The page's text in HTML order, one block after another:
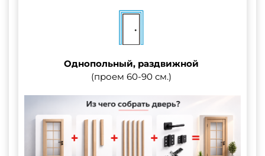
Однопольный, раздвижной
(проем 60-90 см.)